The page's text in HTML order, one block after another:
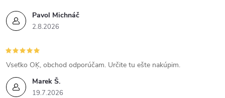
Pavol Michnáč
2.8.2026
Marek Š.
19.7.2026
Vseťko OĶ, obchod odporúčam. Určite tu ešte nakúpim.